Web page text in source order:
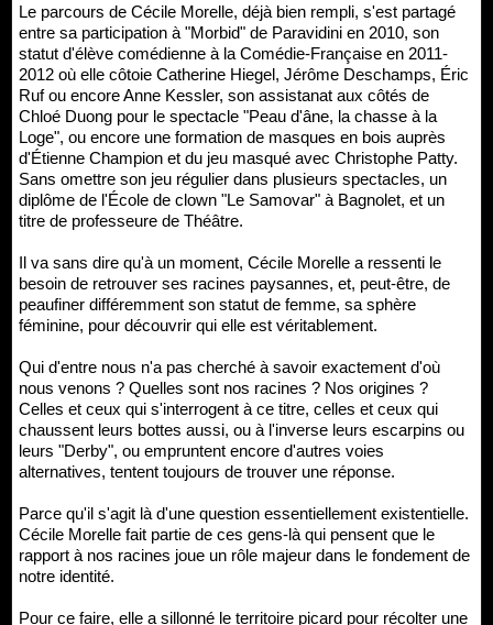
Le parcours de Cécile Morelle, déjà bien rempli, s'est partagé
entre sa participation à "Morbid" de Paravidini en 2010, son
statut d'élève comédienne à la Comédie-Française en 2011-
2012 où elle côtoie Catherine Hiegel, Jérôme Deschamps, Éric
Ruf ou encore Anne Kessler, son assistanat aux côtés de
Chloé Duong pour le spectacle "Peau d'âne, la chasse à la
Loge", ou encore une formation de masques en bois auprès
d'Étienne Champion et du jeu masqué avec Christophe Patty.
Sans omettre son jeu régulier dans plusieurs spectacles, un
diplôme de l'École de clown "Le Samovar" à Bagnolet, et un
titre de professeure de Théâtre.
Il va sans dire qu'à un moment, Cécile Morelle a ressenti le
besoin de retrouver ses racines paysannes, et, peut-être, de
peaufiner différemment son statut de femme, sa sphère
féminine, pour découvrir qui elle est véritablement.
Qui d'entre nous n'a pas cherché à savoir exactement d'où
nous venons ? Quelles sont nos racines ? Nos origines ?
Celles et ceux qui s'interrogent à ce titre, celles et ceux qui
chaussent leurs bottes aussi, ou à l'inverse leurs escarpins ou
leurs "Derby", ou empruntent encore d'autres voies
alternatives, tentent toujours de trouver une réponse.
Parce qu'il s'agit là d'une question essentiellement existentielle.
Cécile Morelle fait partie de ces gens-là qui pensent que le
rapport à nos racines joue un rôle majeur dans le fondement de
notre identité.
Pour ce faire, elle a sillonné le territoire picard pour récolter une